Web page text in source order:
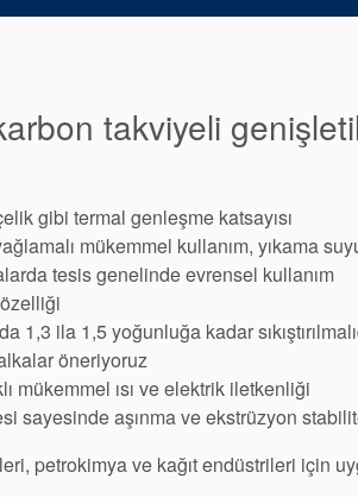
takviyeli
gibi termal genleşme katsayısı
mükemmel kullanım, yıkama
tesis genelinde evrensel kullanım
1,3 ila 1,5 yoğunluğa kadar
öneriyoruz
mükemmel ısı ve elektrik iletkenliği
sayesinde aşınma ve ekstrüzyon
petrokimya ve kağıt endüstrileri için